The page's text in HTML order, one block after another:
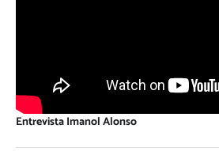
Entrevista Imanol Alonso